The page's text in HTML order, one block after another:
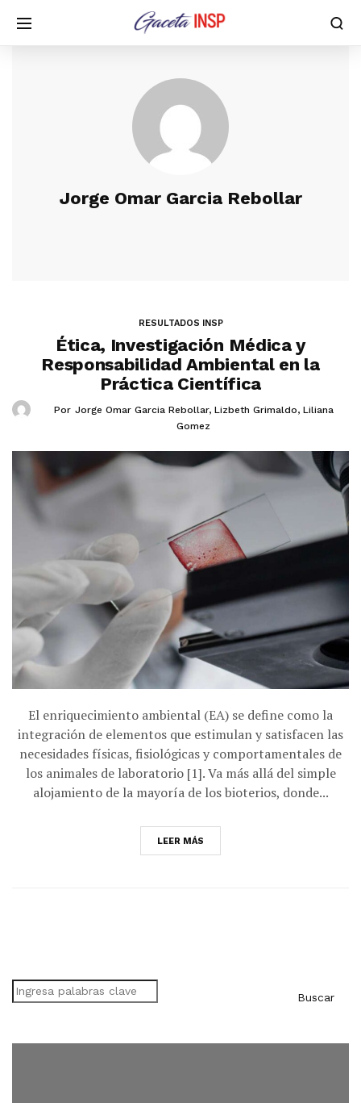
Jorge Omar Garcia Rebollar
RESULTADOS INSP
Ética, Investigación Médica y
Responsabilidad Ambiental en la
Práctica Científica
Por Jorge Omar Garcia Rebollar, Lizbeth Grimaldo, Liliana
Gomez
El enriquecimiento ambiental (EA) se define como la
integración de elementos que estimulan y satisfacen las
necesidades físicas, fisiológicas y comportamentales de
los animales de laboratorio [1]. Va más allá del simple
alojamiento de la mayoría de los bioterios, donde...
LEER MÁS
Buscar
Buscar